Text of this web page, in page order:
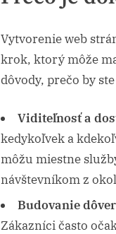
Vytvorenie web
krok, ktorý môže
dôvody, prečo by
Viditeľnosť a
kedykoľvek a
môžu miestne
návštevníkom z
Budovanie
Zákazníci často